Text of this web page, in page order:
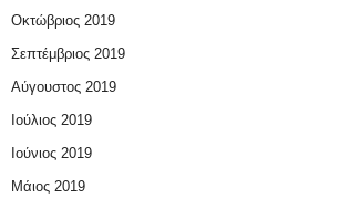
Οκτώβριος 2019
Σεπτέμβριος 2019
Αύγουστος 2019
Ιούλιος 2019
Ιούνιος 2019
Μάιος 2019